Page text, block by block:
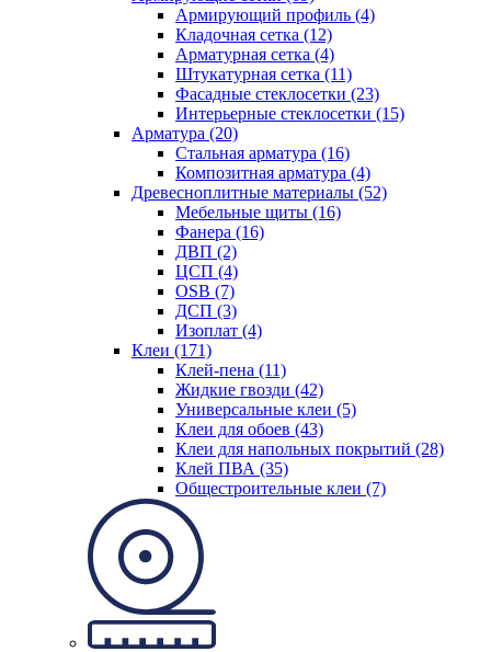
Армирующий профиль (4)
Кладочная сетка (12)
Арматурная сетка (4)
Штукатурная сетка (11)
Фасадные стеклосетки (23)
Интерьерные стеклосетки (15)
Арматура (20)
Стальная арматура (16)
Композитная арматура (4)
Древесноплитные материалы (52)
Мебельные щиты (16)
Фанера (16)
ДВП (2)
ЦСП (4)
OSB (7)
ДСП (3)
Изоплат (4)
Клеи (171)
Клей-пена (11)
Жидкие гвозди (42)
Универсальные клеи (5)
Клеи для обоев (43)
Клеи для напольных покрытий (28)
Клей ПВА (35)
Общестроительные клеи (7)